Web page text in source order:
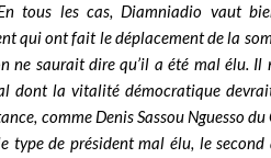
tous les cas, Diamniadio vaut
qui ont fait le déplacement de la
ne saurait dire qu’il a été mal élu.
dont la vitalité démocratique
comme Denis Sassou Nguesso du
type de président mal élu, le